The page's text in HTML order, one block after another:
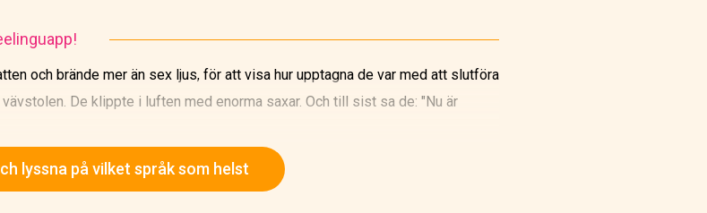
och brände mer än sex ljus, för att visa hur upptagna de var med att slutföra
De klippte i luften med enorma saxar. Och till sist sa de: "Nu är
lyssna på vilket språk som helst